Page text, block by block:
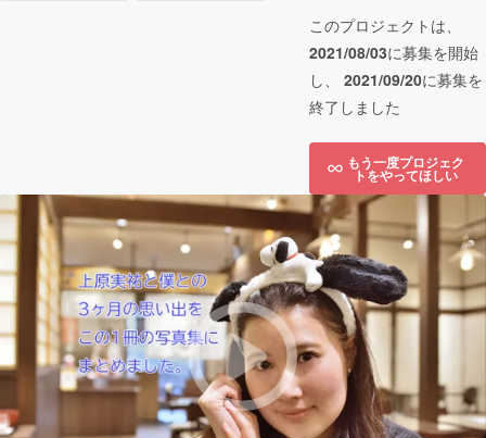
このプロジェクトは、
2021/08/03に募集を開始
し、 2021/09/20に募集を
終了しました
もう一度プロジェク
トをやってほしい